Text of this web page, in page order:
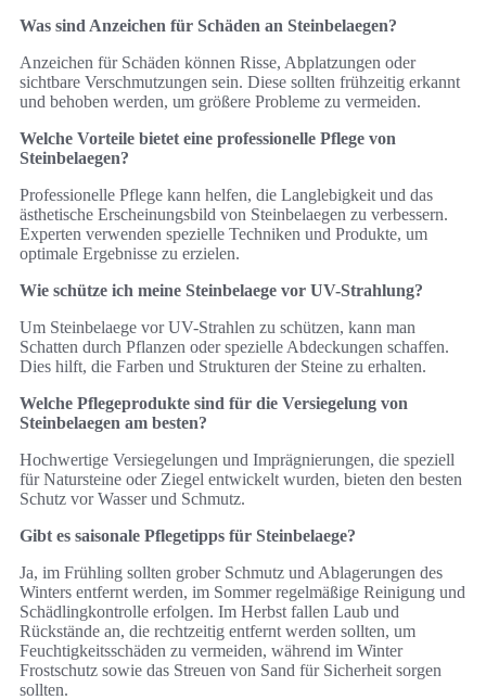
Was sind Anzeichen für Schäden an Steinbelaegen?
Anzeichen für Schäden können Risse, Abplatzungen oder
sichtbare Verschmutzungen sein. Diese sollten frühzeitig erkannt
und behoben werden, um größere Probleme zu vermeiden.
Welche Vorteile bietet eine professionelle Pflege von
Steinbelaegen?
Professionelle Pflege kann helfen, die Langlebigkeit und das
ästhetische Erscheinungsbild von Steinbelaegen zu verbessern.
Experten verwenden spezielle Techniken und Produkte, um
optimale Ergebnisse zu erzielen.
Wie schütze ich meine Steinbelaege vor UV-Strahlung?
Um Steinbelaege vor UV-Strahlen zu schützen, kann man
Schatten durch Pflanzen oder spezielle Abdeckungen schaffen.
Dies hilft, die Farben und Strukturen der Steine zu erhalten.
Welche Pflegeprodukte sind für die Versiegelung von
Steinbelaegen am besten?
Hochwertige Versiegelungen und Imprägnierungen, die speziell
für Natursteine oder Ziegel entwickelt wurden, bieten den besten
Schutz vor Wasser und Schmutz.
Gibt es saisonale Pflegetipps für Steinbelaege?
Ja, im Frühling sollten grober Schmutz und Ablagerungen des
Winters entfernt werden, im Sommer regelmäßige Reinigung und
Schädlingkontrolle erfolgen. Im Herbst fallen Laub und
Rückstände an, die rechtzeitig entfernt werden sollten, um
Feuchtigkeitsschäden zu vermeiden, während im Winter
Frostschutz sowie das Streuen von Sand für Sicherheit sorgen
sollten.